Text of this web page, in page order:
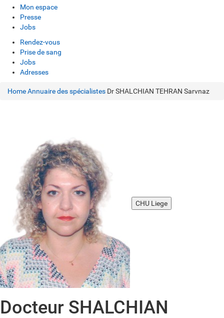
Mon espace
Presse
Jobs
Rendez-vous
Prise de sang
Jobs
Adresses
HomeAnnuaire des spécialistes Dr SHALCHIAN TEHRAN Sarvnaz
CHU Liege
Docteur SHALCHIAN